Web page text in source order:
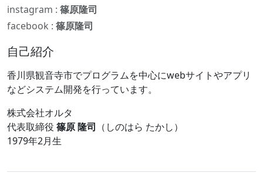
instagram : 篠原隆司
facebook : 篠原隆司
自己紹介
香川県観音寺市でプログラムを中心にwebサイトやアプリ
などシステム開発を行っています。
株式会社オルタ
代表取締役 篠原 隆司 （しのはら たかし）
1979年2月生